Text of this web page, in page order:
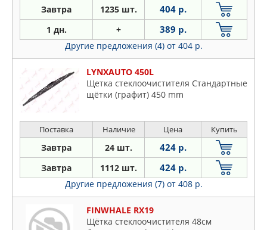
Завтра 1235 шт. 404 р.
1 дн. + 389 р.
Другие предложения (4) от 404 р.
LYNXAUTO 450L
Щетка стеклоочистителя Стандартные
щётки (графит) 450 mm
Поставка Наличие Цена Купить
Завтра 24 шт. 424 р.
Завтра 1112 шт. 424 р.
Другие предложения (7) от 408 р.
FINWHALE RX19
Щётка стеклоочистителя 48см